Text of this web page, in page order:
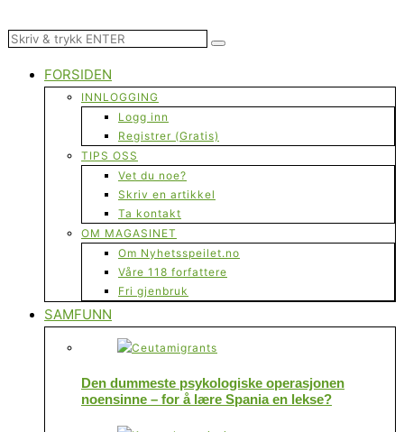
FORSIDEN
INNLOGGING
Logg inn
Registrer (Gratis)
TIPS OSS
Vet du noe?
Skriv en artikkel
Ta kontakt
OM MAGASINET
Om Nyhetsspeilet.no
Våre 118 forfattere
Fri gjenbruk
SAMFUNN
Den dummeste psykologiske operasjonen
noensinne – for å lære Spania en lekse?